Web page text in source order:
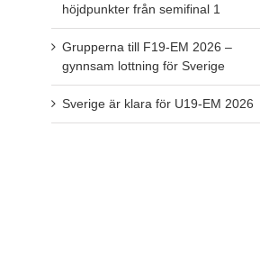
höjdpunkter från semifinal 1
Grupperna till F19-EM 2026 –
gynnsam lottning för Sverige
Sverige är klara för U19-EM 2026